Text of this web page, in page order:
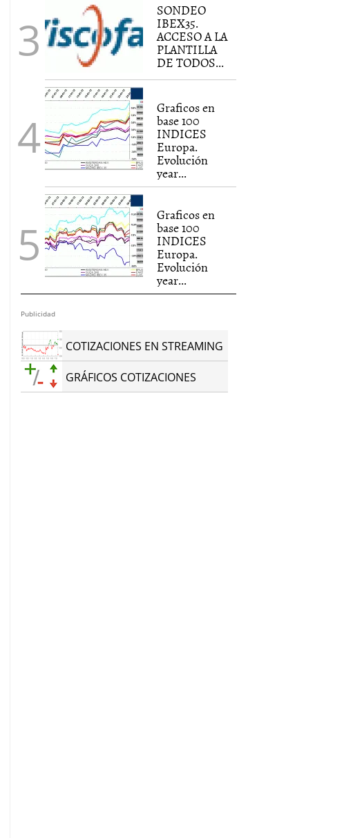
SONDEO
IBEX35.
ACCESO A LA
PLANTILLA
DE TODOS...
Graficos en
base 100
INDICES
Europa.
Evolución
year...
Graficos en
base 100
INDICES
Europa.
Evolución
year...
Publicidad
COTIZACIONES EN STREAMING
GRÁFICOS COTIZACIONES